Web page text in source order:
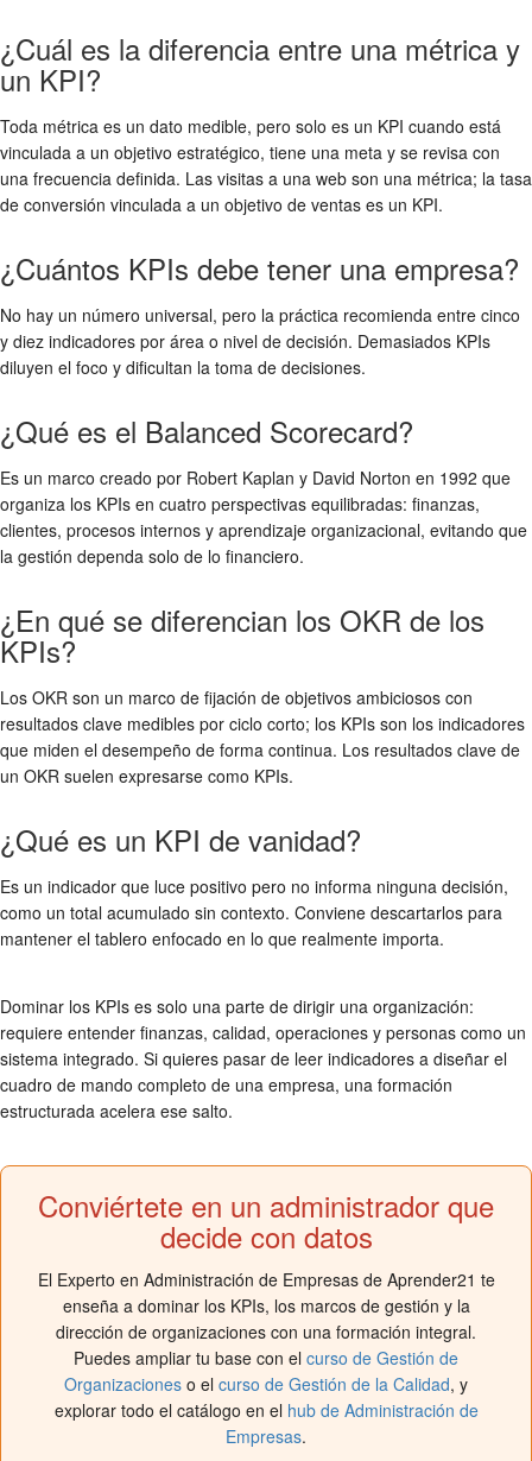
¿Cuál es la diferencia entre una métrica y
un KPI?
Toda métrica es un dato medible, pero solo es un KPI cuando está
vinculada a un objetivo estratégico, tiene una meta y se revisa con
una frecuencia definida. Las visitas a una web son una métrica; la tasa
de conversión vinculada a un objetivo de ventas es un KPI.
¿Cuántos KPIs debe tener una empresa?
No hay un número universal, pero la práctica recomienda entre cinco
y diez indicadores por área o nivel de decisión. Demasiados KPIs
diluyen el foco y dificultan la toma de decisiones.
¿Qué es el Balanced Scorecard?
Es un marco creado por Robert Kaplan y David Norton en 1992 que
organiza los KPIs en cuatro perspectivas equilibradas: finanzas,
clientes, procesos internos y aprendizaje organizacional, evitando que
la gestión dependa solo de lo financiero.
¿En qué se diferencian los OKR de los
KPIs?
Los OKR son un marco de fijación de objetivos ambiciosos con
resultados clave medibles por ciclo corto; los KPIs son los indicadores
que miden el desempeño de forma continua. Los resultados clave de
un OKR suelen expresarse como KPIs.
¿Qué es un KPI de vanidad?
Es un indicador que luce positivo pero no informa ninguna decisión,
como un total acumulado sin contexto. Conviene descartarlos para
mantener el tablero enfocado en lo que realmente importa.
Dominar los KPIs es solo una parte de dirigir una organización:
requiere entender finanzas, calidad, operaciones y personas como un
sistema integrado. Si quieres pasar de leer indicadores a diseñar el
cuadro de mando completo de una empresa, una formación
estructurada acelera ese salto.
Conviértete en un administrador que
decide con datos
El Experto en Administración de Empresas de Aprender21 te
enseña a dominar los KPIs, los marcos de gestión y la
dirección de organizaciones con una formación integral.
Puedes ampliar tu base con el curso de Gestión de
Organizaciones o el curso de Gestión de la Calidad, y
explorar todo el catálogo en el hub de Administración de
Empresas.